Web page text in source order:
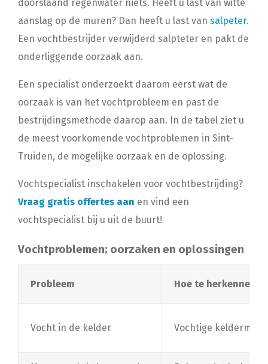
doorslaand regenwater niets. Heeft u last van witte
aanslag op de muren? Dan heeft u last van salpeter.
Een vochtbestrijder verwijderd salpteter en pakt de
onderliggende oorzaak aan.
Een specialist onderzoekt daarom eerst wat de
oorzaak is van het vochtprobleem en past de
bestrijdingsmethode daarop aan. In de tabel ziet u
de meest voorkomende vochtproblemen in Sint-
Truiden, de mogelijke oorzaak en de oplossing.
Vochtspecialist inschakelen voor vochtbestrijding?
Vraag gratis offertes aan en vind een
vochtspecialist bij u uit de buurt!
Vochtproblemen; oorzaken en oplossingen
Probleem Hoe te herkennen?
Vocht in de kelder Vochtige